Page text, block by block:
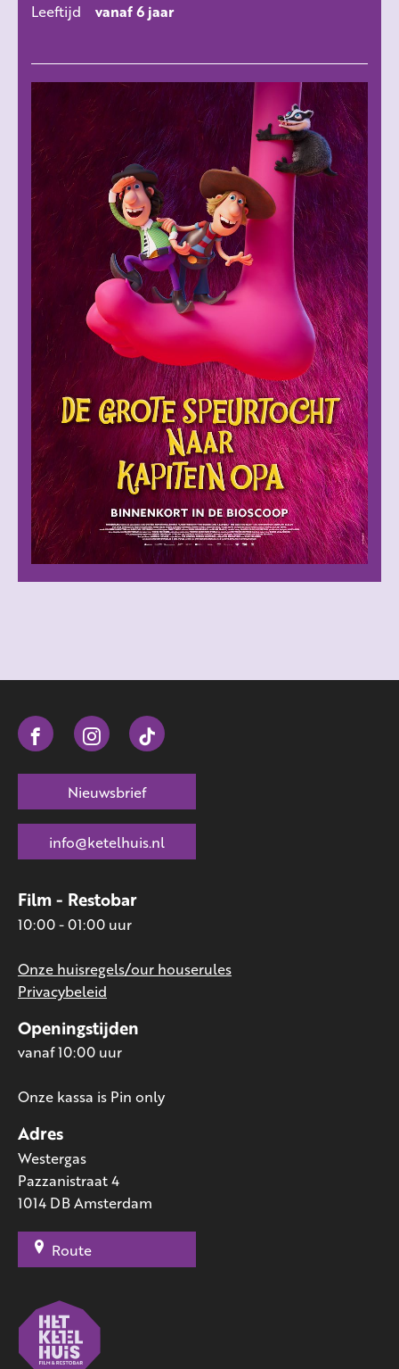
Leeftijd
vanaf 6 jaar
Adres
Westergas
Pazzanistraat 4
1014 DB Amsterdam
Route
Openingstijden
vanaf 10:00 uur
Onze kassa is Pin only
Film - Restobar
10:00 - 01:00 uur
Onze huisregels/our houserules
Privacybeleid
Nieuwsbrief
info@ketelhuis.nl